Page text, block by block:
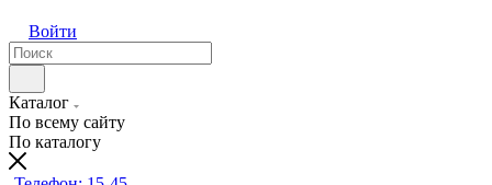
Войти
Каталог
По всему сайту
По каталогу